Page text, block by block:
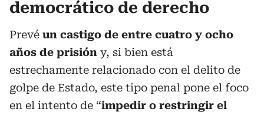
democrático de derecho
Prevé un castigo de entre cuatro y ocho
años de prisión y, si bien está
estrechamente relacionado con el delito de
golpe de Estado, este tipo penal pone el foco
en el intento de “impedir o restringir el